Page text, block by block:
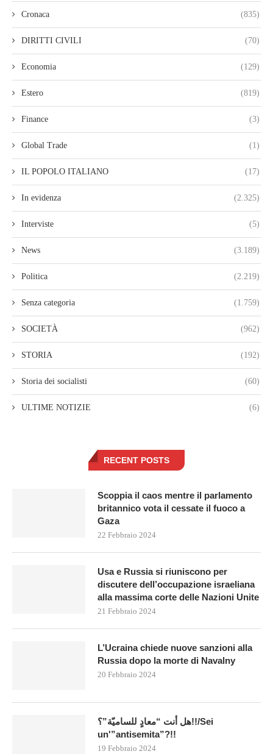
Cronaca (835)
DIRITTI CIVILI (70)
Economia (129)
Estero (819)
Finance (3)
Global Trade (1)
IL POPOLO ITALIANO (17)
In evidenza (2.325)
Interviste (5)
News (3.189)
Politica (2.219)
Senza categoria (1.759)
SOCIETÀ (962)
STORIA (192)
Storia dei socialisti (60)
ULTIME NOTIZIE (6)
RECENT POSTS
Scoppia il caos mentre il parlamento
britannico vota il cessate il fuoco a
Gaza
22 Febbraio 2024
Usa e Russia si riuniscono per
discutere dell’occupazione israeliana
alla massima corte delle Nazioni Unite
21 Febbraio 2024
L’Ucraina chiede nuove sanzioni alla
Russia dopo la morte di Navalny
20 Febbraio 2024
هل أنت “معادٍ للساميّة”؟!!/Sei
un'”antisemita”?!!
19 Febbraio 2024